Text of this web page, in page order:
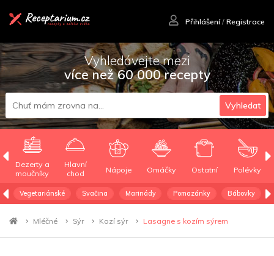
Přihlášení/ Registrace
Vyhledávejte mezi
více než 60 000 recepty
Vyhledat
Dezerty a
moučníky
Hlavní
chod
Nápoje Omáčky Ostatní Polévky
Vegetariánské Svačina Marinády Pomazánky Bábovky
Mléčné Sýr Kozí sýr Lasagne s kozím sýrem